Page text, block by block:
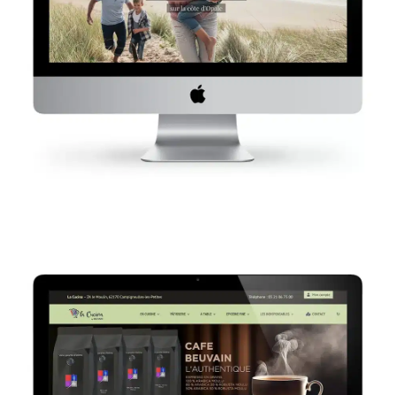
Touquet Locations
Site internet